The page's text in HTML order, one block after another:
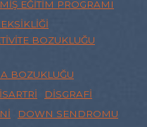
EĞITIM PROGRAMI
BOZUKLUĞU
BOZUKLUĞU
DISGRAFI
DOWN SENDROMU